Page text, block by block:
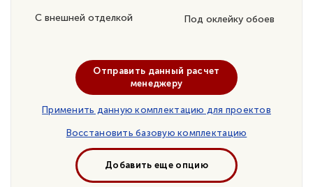
С внешней отделкой Под оклейку обоев
Отправить данный расчет
менеджеру
Применить данную комплектацию для проектов
Восстановить базовую комплектацию
Добавить еще опцию